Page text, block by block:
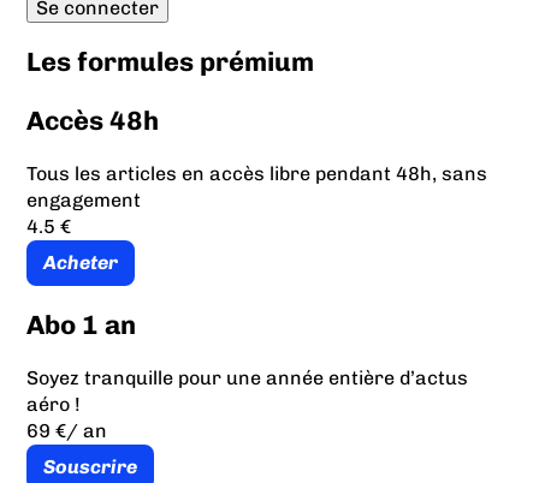
Les formules prémium
Accès 48h
Tous les articles en accès libre pendant 48h, sans
engagement
4.5 €
Acheter
Abo 1 an
Soyez tranquille pour une année entière d’actus
aéro !
69 €/ an
Souscrire